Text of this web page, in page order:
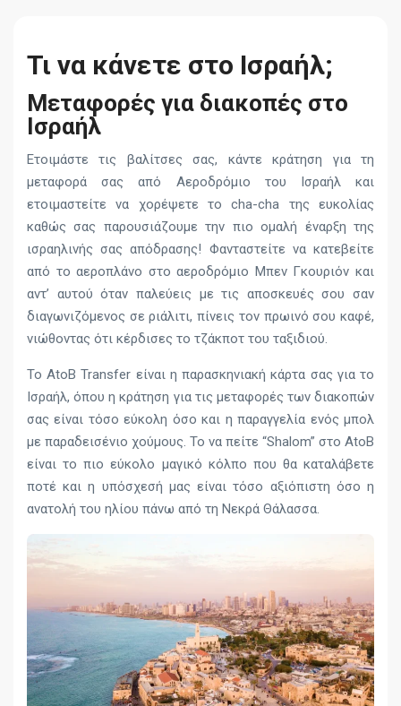
Τι να κάνετε στο Ισραήλ;
Μεταφορές για διακοπές στο
Ισραήλ
Ετοιμάστε τις βαλίτσες σας, κάντε κράτηση για τη
μεταφορά σας από Αεροδρόμιο του Ισραήλ και
ετοιμαστείτε να χορέψετε το cha-cha της ευκολίας
καθώς σας παρουσιάζουμε την πιο ομαλή έναρξη της
ισραηλινής σας απόδρασης! Φανταστείτε να κατεβείτε
από το αεροπλάνο στο αεροδρόμιο Μπεν Γκουριόν και
αντ’ αυτού όταν παλεύεις με τις αποσκευές σου σαν
διαγωνιζόμενος σε ριάλιτι, πίνεις τον πρωινό σου καφέ,
νιώθοντας ότι κέρδισες το τζάκποτ του ταξιδιού.
Το AtoB Transfer είναι η παρασκηνιακή κάρτα σας για το
Ισραήλ, όπου η κράτηση για τις μεταφορές των διακοπών
σας είναι τόσο εύκολη όσο και η παραγγελία ενός μπολ
με παραδεισένιο χούμους. Το να πείτε “Shalom” στο AtoB
είναι το πιο εύκολο μαγικό κόλπο που θα καταλάβετε
ποτέ και η υπόσχεσή μας είναι τόσο αξιόπιστη όσο η
ανατολή του ηλίου πάνω από τη Νεκρά Θάλασσα.